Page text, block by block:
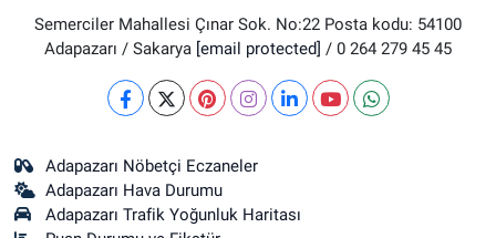
Semerciler Mahallesi Çınar Sok. No:22 Posta kodu: 54100
Adapazarı / Sakarya [email protected] / 0 264 279 45 45
Adapazarı Nöbetçi Eczaneler
Adapazarı Hava Durumu
Adapazarı Trafik Yoğunluk Haritası